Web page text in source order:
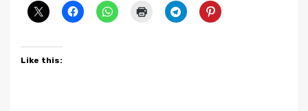
Like this: